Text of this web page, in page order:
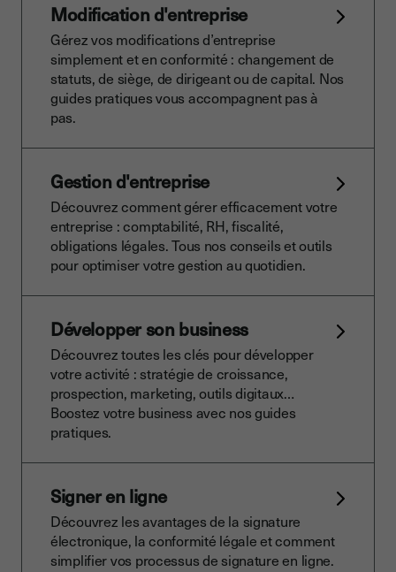
Modification d'entreprise
Gérez vos modifications d’entreprise
simplement et en conformité : changement de
statuts, de siège, de dirigeant ou de capital. Nos
guides pratiques vous accompagnent pas à
pas.
Gestion d'entreprise
Découvrez comment gérer efficacement votre
entreprise : comptabilité, RH, fiscalité,
obligations légales. Tous nos conseils et outils
pour optimiser votre gestion au quotidien.
Développer son business
Découvrez toutes les clés pour développer
votre activité : stratégie de croissance,
prospection, marketing, outils digitaux…
Boostez votre business avec nos guides
pratiques.
Signer en ligne
Découvrez les avantages de la signature
électronique, la conformité légale et comment
simplifier vos processus de signature en ligne.